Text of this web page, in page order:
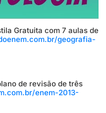
Gratuita com 7 aulas de
geografia-
de revisão de três
enem-2013-